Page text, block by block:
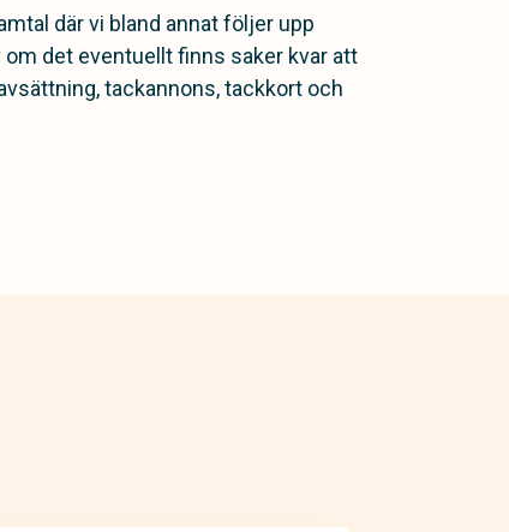
där vi bland annat följer upp
det eventuellt finns saker kvar att
tackannons, tackkort och